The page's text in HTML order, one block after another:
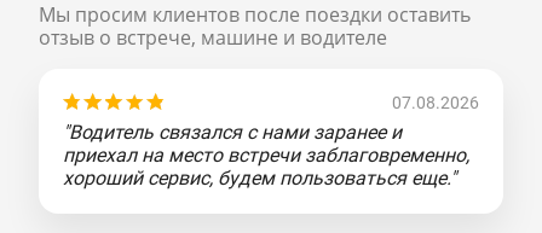
Мы просим клиентов после поездки оставить
отзыв о встрече, машине и водителе
07.08.2026
"Водитель связался с нами заранее и
приехал на место встречи заблаговременно,
хороший сервис, будем пользоваться еще."